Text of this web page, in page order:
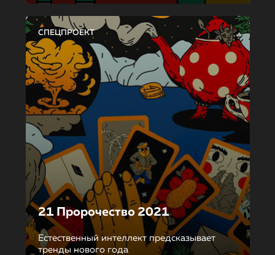
СПЕЦПРОЕКТ
21 Пророчество 2021
Естественный интеллект предсказывает
тренды нового года